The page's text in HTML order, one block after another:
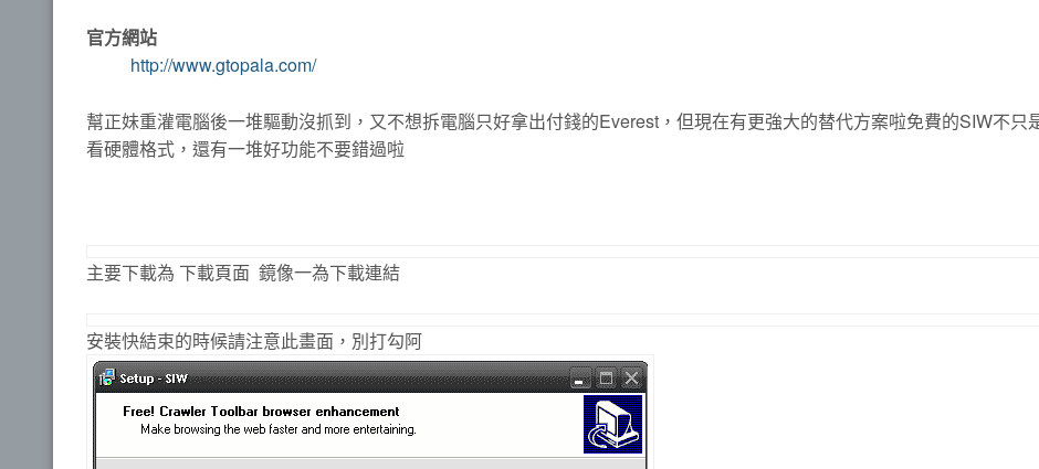
官方網站
http://www.gtopala.com/
幫正妹重灌電腦後一堆驅動沒抓到，又不想拆電腦只好拿出付錢的Everest，但現在有更強大的替代方案啦免費的SIW不只
看硬體格式，還有一堆好功能不要錯過啦
主要下載為 下載頁面 鏡像一為下載連結
安裝快結束的時候請注意此畫面，別打勾阿